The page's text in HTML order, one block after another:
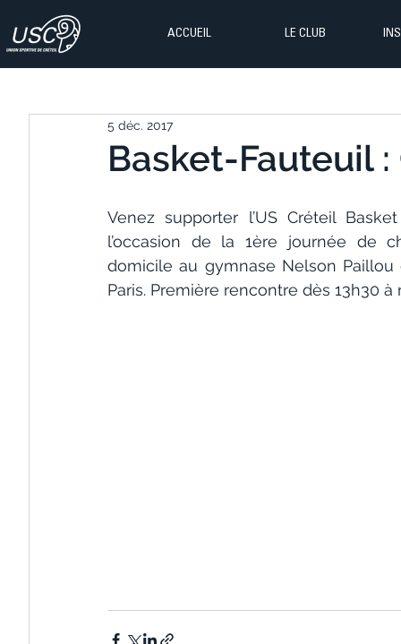
ACCUEIL LE CLUB
Basket-Fauteuil :
5 déc. 2017
Venez supporter l’US Créteil
l’occasion de la 1ère journée de
domicile au gymnase Nelson
Paris. Première rencontre dès 13h30